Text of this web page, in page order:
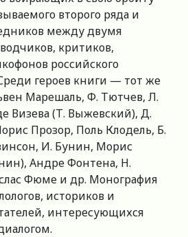
второго ряда и
между двумя
критиков,
российского
героев книги — тот же
Марешаль, Ф. Тютчев, Л.
Визева (Т. Выжевский), Д.
Прозор, Поль Клодель, Б.
И. Бунин, Морис
Андре Фонтена, Н.
Фюме и др. Монография
историков и
интересующихся